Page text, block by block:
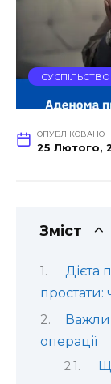
СУСПІЛЬСТВО
ОПУБЛІКОВАНО
25 Лютого,
Зміст
Дієта
простати:
операції